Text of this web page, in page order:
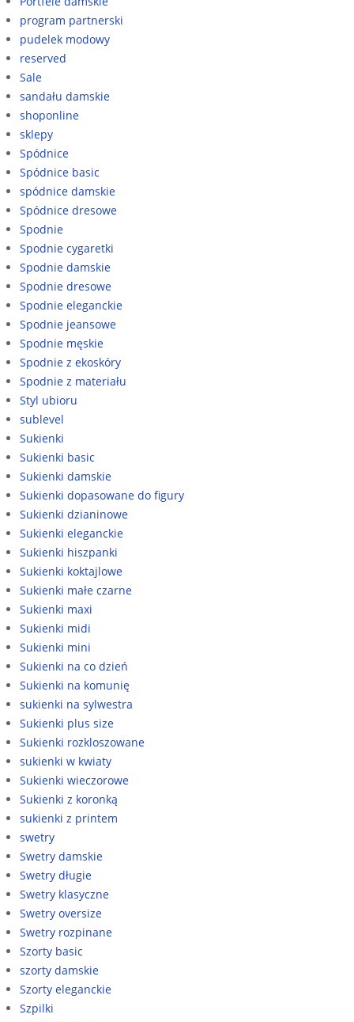
program partnerski
pudelek modowy
reserved
Sale
sandału damskie
shoponline
sklepy
Spódnice
Spódnice basic
spódnice damskie
Spódnice dresowe
Spodnie
Spodnie cygaretki
Spodnie damskie
Spodnie dresowe
Spodnie eleganckie
Spodnie jeansowe
Spodnie męskie
Spodnie z ekoskóry
Spodnie z materiału
Styl ubioru
sublevel
Sukienki
Sukienki basic
Sukienki damskie
Sukienki dopasowane do figury
Sukienki dzianinowe
Sukienki eleganckie
Sukienki hiszpanki
Sukienki koktajlowe
Sukienki małe czarne
Sukienki maxi
Sukienki midi
Sukienki mini
Sukienki na co dzień
Sukienki na komunię
sukienki na sylwestra
Sukienki plus size
Sukienki rozkloszowane
sukienki w kwiaty
Sukienki wieczorowe
Sukienki z koronką
sukienki z printem
swetry
Swetry damskie
Swetry długie
Swetry klasyczne
Swetry oversize
Swetry rozpinane
Szorty basic
szorty damskie
Szorty eleganckie
Szpilki